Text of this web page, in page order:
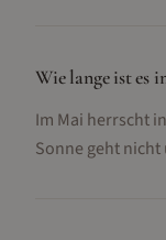
Wie lange ist es
Im Mai herrscht
Sonne geht nicht